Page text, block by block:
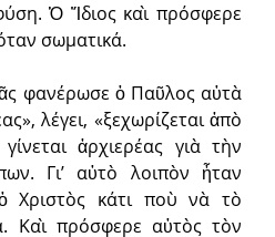
Ὁ Ἴδιος καὶ πρόσφερε
σωματικά.
φανέρωσε ὁ Παῦλος αὐτὰ
λέγει, «ξεχωρίζεται ἀπὸ
ἀρχιερέας γιὰ τὴν
Γι’ αὐτὸ λοιπὸν ἦταν
Χριστὸς κάτι ποὺ νὰ τὸ
Καὶ πρόσφερε αὐτὸς τὸν